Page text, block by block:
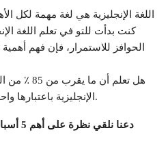
اللغة الإنجليزية هي لغة مهمة لكل
كنت بدأت للتو في تعلم اللغة
الحوافز للاستمرار، فإن فهم
هل تعلم أن
الإنجليزية باعتبارها واحدة من لغات العمل الخاصة بهم.
دعنا